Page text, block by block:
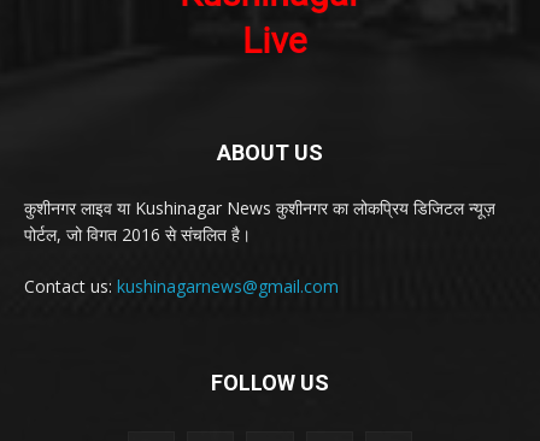
ABOUT US
कुशीनगर लाइव या Kushinagar News कुशीनगर का लोकप्रिय डिजिटल न्यूज़
पोर्टल, जो विगत 2016 से संचलित है।
Contact us: kushinagarnews@gmail.com
FOLLOW US